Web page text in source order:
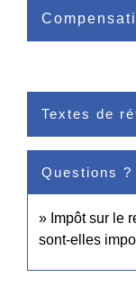
Textes de
Questions ?
Impôt sur le
sont-elles